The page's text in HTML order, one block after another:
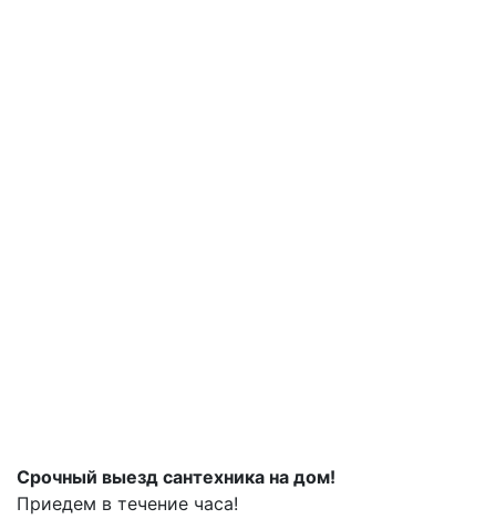
Срочный выезд сантехника на дом!
Приедем в течение часа!